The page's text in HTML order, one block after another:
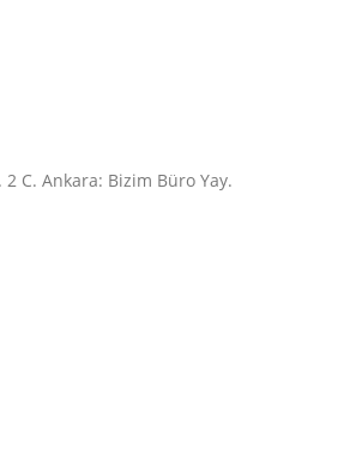
2 C. Ankara: Bizim Büro Yay.